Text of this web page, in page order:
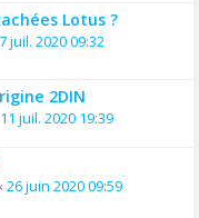
Lotus ?
juil. 2020 09:32
2DIN
11 juil. 2020 19:39
26 juin 2020 09:59